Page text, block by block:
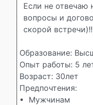
Если не отвечаю
вопросы и
скорой
Образование:
Опыт работы: 5
Возраст: 30лет
Предпочтения:
• Мужчинам